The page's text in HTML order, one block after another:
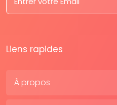
Liens rapides
À propos